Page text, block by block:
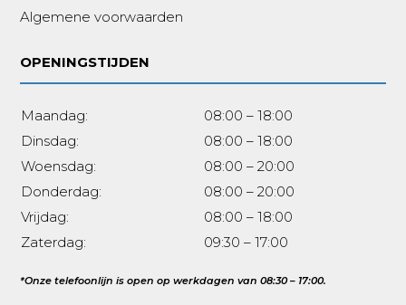
Algemene voorwaarden
OPENINGSTIJDEN
Maandag:
08:00 – 18:00
Dinsdag:
08:00 – 18:00
Woensdag:
08:00 – 20:00
Donderdag:
08:00 – 20:00
Vrijdag:
08:00 – 18:00
Zaterdag:
09:30 – 17:00
*Onze telefoonlijn is open op werkdagen van 08:30 – 17:00.